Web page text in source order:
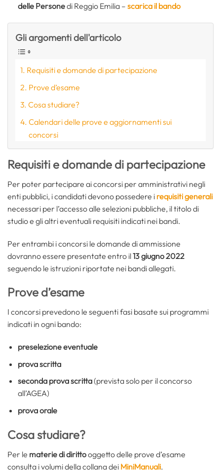
delle Personedi Reggio Emilia – scarica il bando
Gli argomenti dell'articolo
Requisiti e domande di partecipazione
Prove d’esame
Cosa studiare?
Calendari delle prove e aggiornamenti sui
concorsi
Requisiti e domande di partecipazione
Per poter partecipare ai concorsi per amministrativi negli
enti pubblici, i candidati devono possedere i requisiti generali
necessari per l’accesso alle selezioni pubbliche, il titolo di
studio e gli altri eventuali requisiti indicati nei bandi.
Per entrambi i concorsi le domande di ammissione
dovranno essere presentate entro il13 giugno 2022
seguendo le istruzioni riportate nei bandi allegati.
Prove d’esame
I concorsi prevedono le seguenti fasi basate sui programmi
indicati in ogni bando:
preselezione eventuale
prova scritta
seconda prova scritta(prevista solo per il concorso
all’AGEA)
prova orale
Cosa studiare?
Per le materie di dirittooggetto delle prove d’esame
consulta i volumi della collana dei MiniManuali.